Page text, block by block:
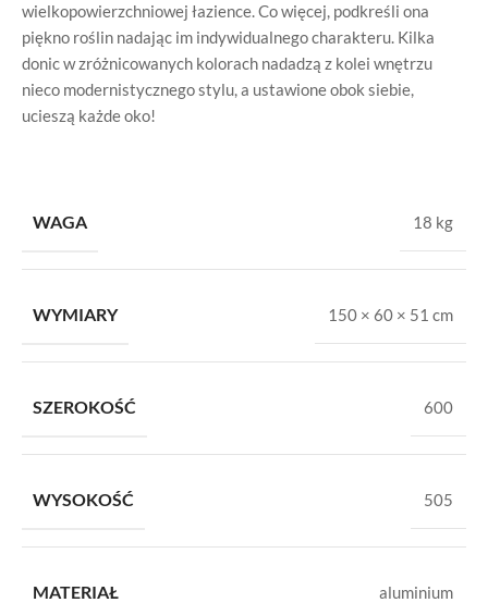
wielkopowierzchniowej łazience. Co więcej, podkreśli ona
piękno roślin nadając im indywidualnego charakteru. Kilka
donic w zróżnicowanych kolorach nadadzą z kolei wnętrzu
nieco modernistycznego stylu, a ustawione obok siebie,
ucieszą każde oko!
WAGA 18 kg
WYMIARY 150 × 60 × 51 cm
SZEROKOŚĆ 600
WYSOKOŚĆ 505
MATERIAŁ aluminium